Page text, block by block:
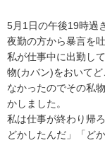
5月1日の午後19時過
夜勤の方から暴言を
私が仕事中に出勤し
物(カバン)をおいて
なかったのでその私
かしました。
私は仕事が終わり帰
どかしたんだ」「ど